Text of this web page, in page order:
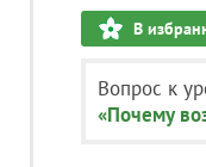
В
Вопрос к
«Почему